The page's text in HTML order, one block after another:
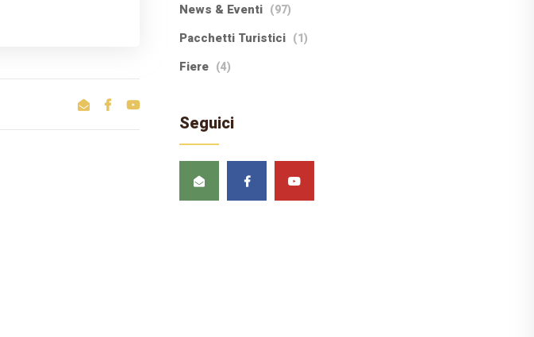
News & Eventi (97)
Pacchetti Turistici (1)
Fiere (4)
Seguici